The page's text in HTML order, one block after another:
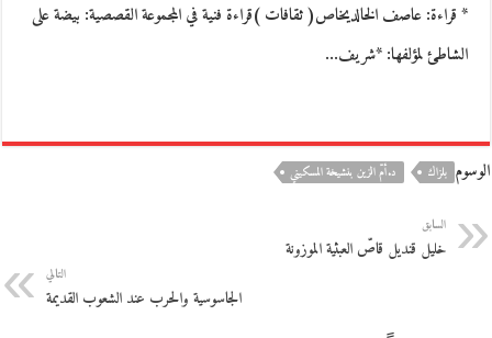
* قراءة: عاصف الخالديخاص( ثقافات )قراءة فنية في المجموعة القصصية: بيضة على
الشاطئ لمؤلفها: *شريف…
الوسوم بلزاك د.أمّ الزين بنشيخة المسكيني
السابق
خليل قنديل قاصّ العبثية الموزونة
التالي
الجاسوسية والحرب عند الشعوب القديمة